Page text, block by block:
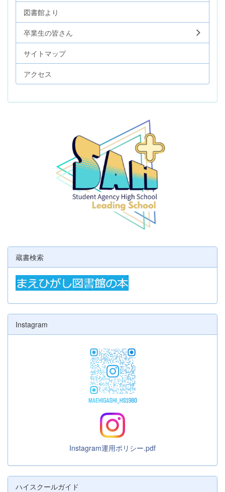
図書館より
卒業生の皆さん
サイトマップ
アクセス
蔵書検索
Instagram
Instagram運用ポリシー.pdf
ハイスクールガイド